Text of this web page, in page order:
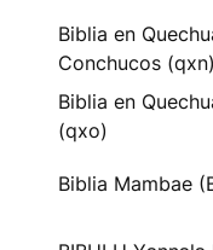
Biblia en
Conchucos (qxn)
Biblia en
(qxo)
Biblia Mambae